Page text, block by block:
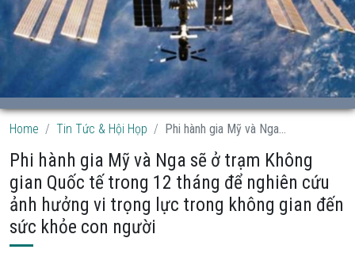
Home Tin Tức & Hội Họp Phi hành gia Mỹ và Nga...
Phi hành gia Mỹ và Nga sẽ ở trạm Không
gian Quốc tế trong 12 tháng để nghiên cứu
ảnh hưởng vi trọng lực trong không gian đến
sức khỏe con người